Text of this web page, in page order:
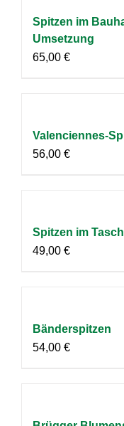
Spitzen im
Umsetzung
65,00 €
Valenciennes-
56,00 €
Spitzen im
49,00 €
Bänderspitzen
54,00 €